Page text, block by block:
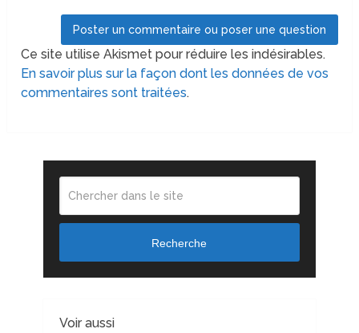
Ce site utilise Akismet pour réduire les indésirables.
En savoir plus sur la façon dont les données de vos
commentaires sont traitées.
Recherche
Voir aussi